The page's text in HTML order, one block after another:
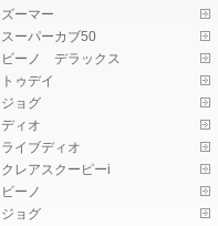
ズーマー
スーパーカブ50
ビーノ デラックス
トゥデイ
ジョグ
ディオ
ライブディオ
クレアスクーピーi
ビーノ
ジョグ